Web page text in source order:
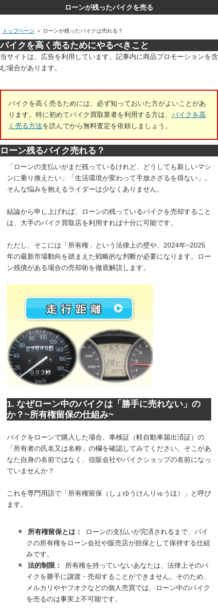
ローンが残ったバイクを売る
トップページ ＞ ローンが残ったバイクは売れる？
バイクを高く売るためにやるべきこと
当サイトは、広告を利用しています。記事内に商品プロモーションを含
む場合があります。
バイクを高く売るためには、必ず知っておいた方がよいことがあ
ります。特に初めてバイク買取業者を利用する方は、 バイクを高
く売る方法を読んでから無料査定を依頼しましょう。
ローン残るバイク売れる？
「ローンの支払いがまだ残っているけれど、どうしても新しいマシ
ンに乗り換えたい」「生活環境が変わって手放さざるを得ない」。
そんな悩みを抱えるライダーは少なくありません。
結論から申し上げれば、ローンの残っているバイクを売却すること
は、大手のバイク買取店を利用すれば十分に可能です。
ただし、そこには「所有権」という法律上の壁や、2024年~2025
年の最新市場動向を踏まえた戦略的な判断が必要になります。ロー
ン残債がある場合の売却術を徹底解説します。
1. なぜローン中のバイクは「勝手に売れない」の
か？~所有権留保の仕組み~
バイクをローンで購入した場合、車検証（軽自動車届出済証）の
「所有者の氏名又は名称」の欄を確認してみてください。そこがあ
なた自身の名前ではなく、信販会社やバイクショップの名前になっ
ていませんか？
これを専門用語で「所有権留保（しょゆうけんりゅうほ）」と呼び
ます。
所有権留保とは：
ローンの支払いが完済されるまで、バイ
クの所有権をローン会社や販売店が担保として保持する仕組
みです。
法的制限：
所有権を持っていないあなたは、法律上そのバ
イクを勝手に譲渡・売却することができません。そのため、
メルカリやヤフオクなどの個人売買では、ローン中のバイク
を売るのは事実上不可能です。